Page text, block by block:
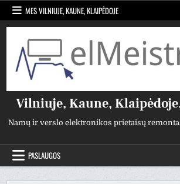
Pereiti
prie
turinio
MES VILNIUJE, KAUNE, KLAIPĖDOJE
Vilniuje, Kaune,
Namų ir verslo elektronikos prietaisų
PASLAUGOS